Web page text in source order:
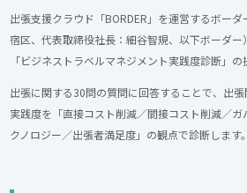
出張支援クラウド「BORDER」を運営するボー
宿区、代表取締役社長：細谷智規、以下ボーダ
「ビジネストラベルマネジメント実践度診断」の
出張に関する30問の質問に回答することで、出
実践度を「直接コスト削減／間接コスト削減／
クノロジー／出張者満足度」の観点で診断します。